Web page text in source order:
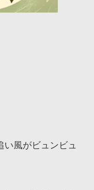
い風がビュンビュ